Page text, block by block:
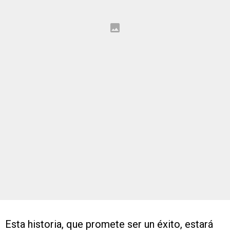
Esta historia, que promete ser un éxito, estará